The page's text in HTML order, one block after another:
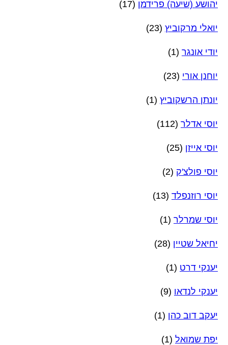
יהושע (שיעה) פרידמן (17)
יואלי מרקוביץ (23)
יודי אונגר (1)
יוחנן אורי (23)
יונתן הרשקוביץ (1)
יוסי אדלר (112)
יוסי אייזן (25)
יוסי פולצ'ק (2)
יוסי רוזנפלד (13)
יוסי שמרלר (1)
יחיאל שטיין (28)
יענקי דרט (1)
יענקי לנדאו (9)
יעקב דוב כהן (1)
יפת שמואל (1)